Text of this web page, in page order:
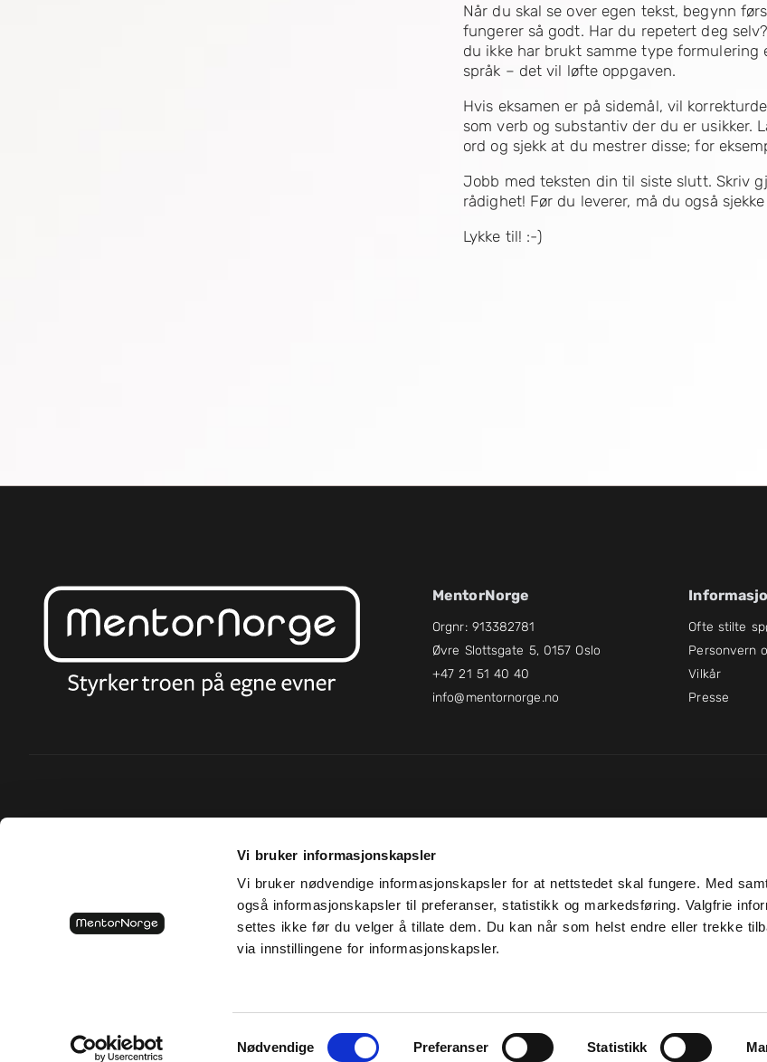
Vi bruker informasjonskapsler
Vi bruker nødvendige informasjonskapsler for at nettstedet skal fungere. Med
også informasjonskapsler til preferanser, statistikk og markedsføring. Valgfrie
settes ikke før du velger å tillate dem. Du kan når som helst endre eller trekke
via innstillingene for informasjonskapsler.
Nødvendige Preferanser Statistikk
Når du skal se over egen tekst, begynn
fungerer så godt. Har du repetert deg
du ikke har brukt samme type formulering
språk – det vil løfte oppgaven.
Hvis eksamen er på sidemål, vil
som verb og substantiv der du er usikker.
ord og sjekk at du mestrer disse; for
Jobb med teksten din til siste slutt. Skriv
rådighet! Før du leverer, må du også
Lykke til! :-)
MentorNorge
Orgnr: 913382781
Øvre Slottsgate 5, 0157 Oslo
+47 21 51 40 40
info@mentornorge.no
Ofte stilte
Personvern
Vilkår
Presse